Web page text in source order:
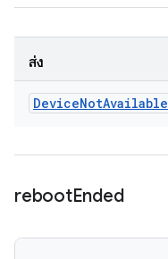
ส่ง
DeviceNotAvailable
rebootEnded